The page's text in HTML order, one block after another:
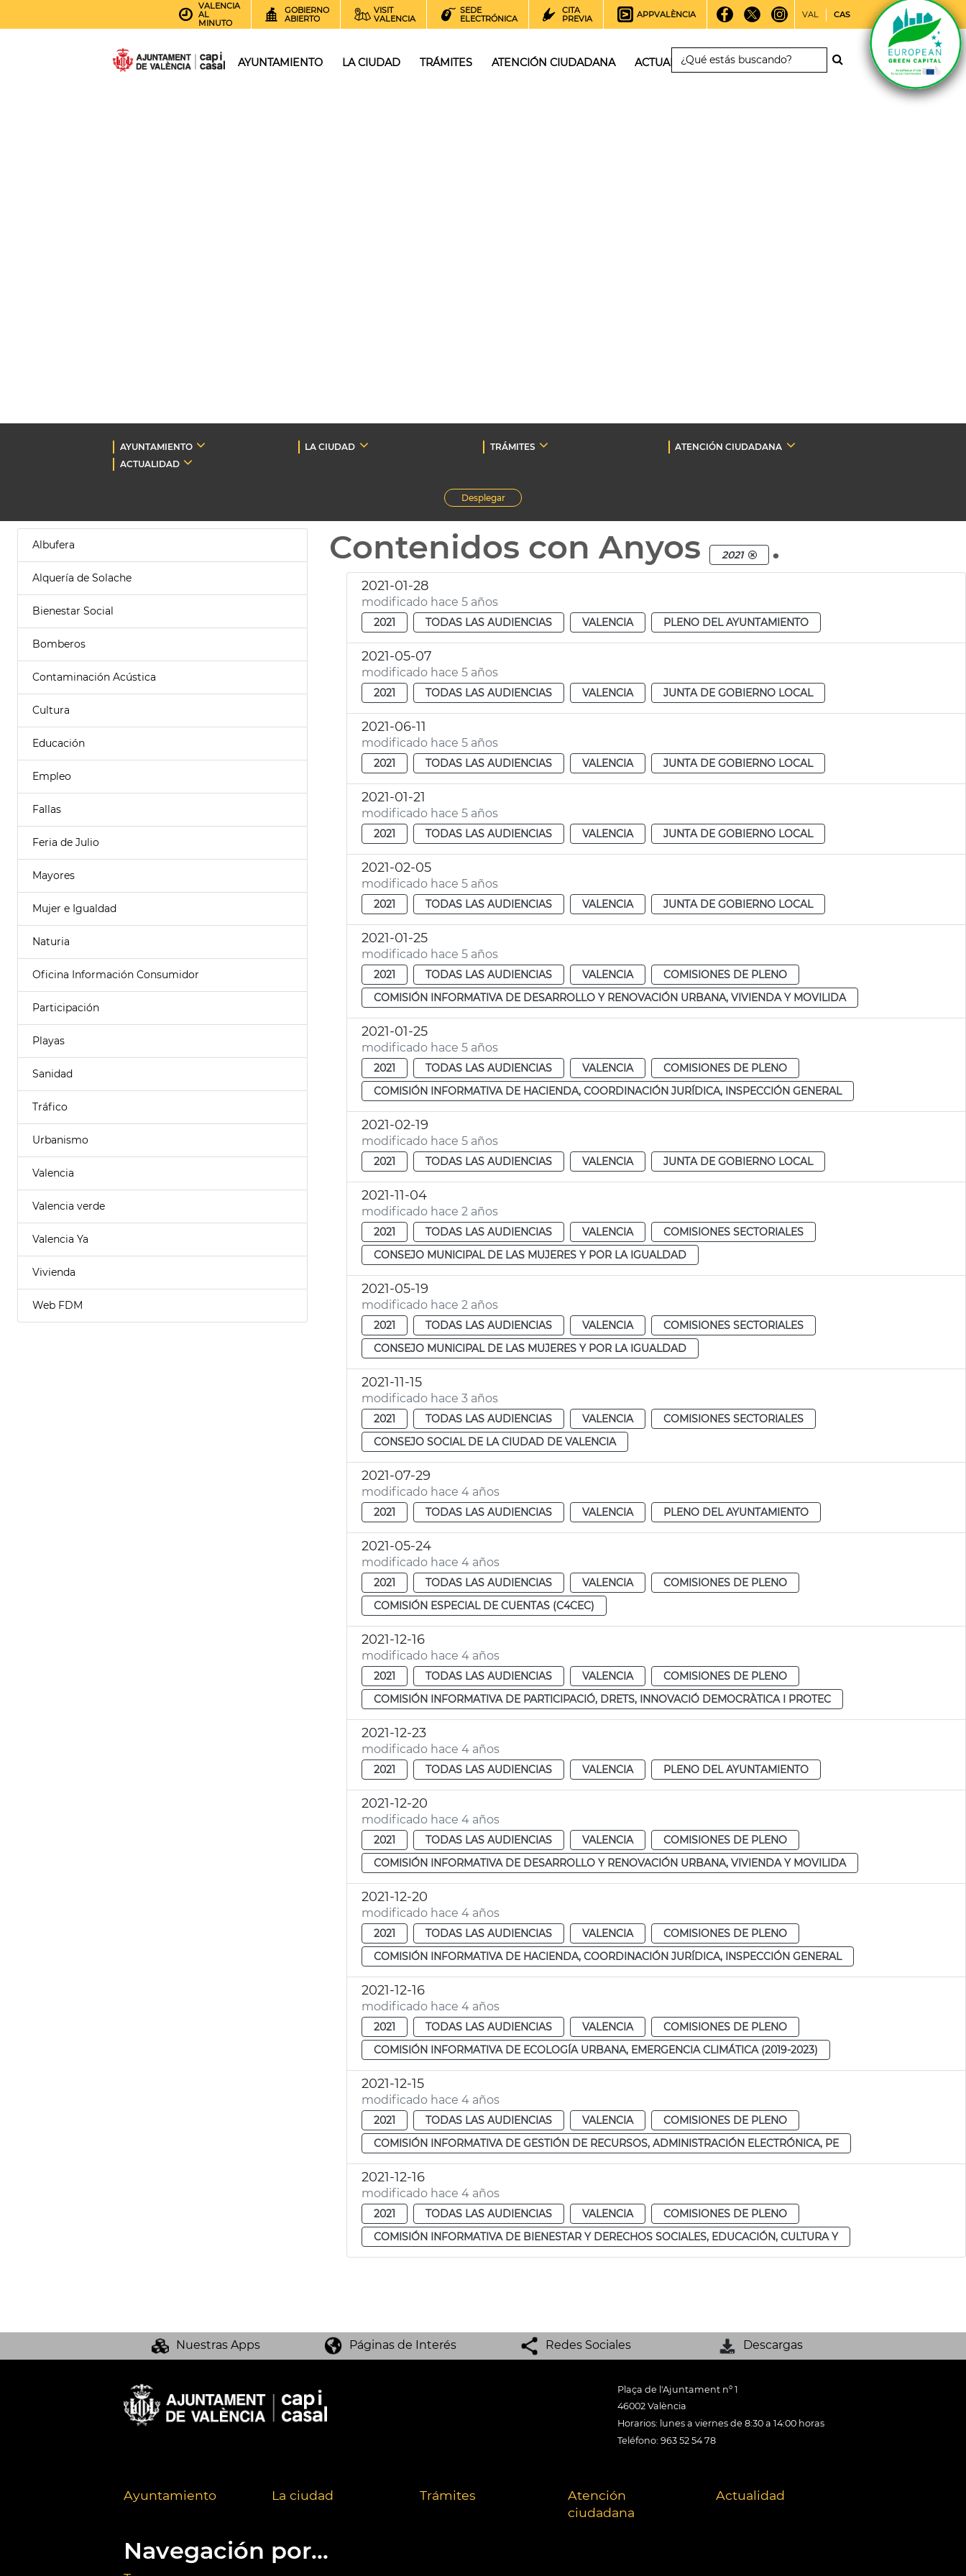
VALENCIA
AL
MINUTO
GOBIERNO
ABIERTO
VISIT
VALENCIA
SEDE
ELECTRÓNICA
CITA
PREVIA
APPVALÈNCIA VAL CAS
AYUNTAMIENTO LA CIUDAD TRÁMITES ATENCIÓN CIUDADANA ACTUALIDAD
AYUNTAMIENTO LA CIUDAD TRÁMITES
ATENCIÓN CIUDADANA
ACTUALIDAD
Desplegar
Albufera
Alquería de Solache
Bienestar Social
Bomberos
Contaminación Acústica
Cultura
Educación
Empleo
Fallas
Feria de Julio
Mayores
Mujer e Igualdad
Naturia
Oficina Información Consumidor
Participación
Playas
Sanidad
Tráfico
Urbanismo
Valencia
Valencia verde
Valencia Ya
Vivienda
Web FDM
Contenidos con Anyos 2021 .
2021-01-28
modificado hace 5 años
2021 TODAS LAS AUDIENCIAS VALENCIA PLENO DEL AYUNTAMIENTO
2021-05-07
modificado hace 5 años
2021 TODAS LAS AUDIENCIAS VALENCIA JUNTA DE GOBIERNO LOCAL
2021-06-11
modificado hace 5 años
2021 TODAS LAS AUDIENCIAS VALENCIA JUNTA DE GOBIERNO LOCAL
2021-01-21
modificado hace 5 años
2021 TODAS LAS AUDIENCIAS VALENCIA JUNTA DE GOBIERNO LOCAL
2021-02-05
modificado hace 5 años
2021 TODAS LAS AUDIENCIAS VALENCIA JUNTA DE GOBIERNO LOCAL
2021-01-25
modificado hace 5 años
2021 TODAS LAS AUDIENCIAS VALENCIA
COMISIONES DE PLENO
COMISIÓN INFORMATIVA DE DESARROLLO Y RENOVACIÓN URBANA, VIVIENDA Y MOVILIDA
2021-01-25
modificado hace 5 años
2021 TODAS LAS AUDIENCIAS VALENCIA
COMISIONES DE PLENO
COMISIÓN INFORMATIVA DE HACIENDA, COORDINACIÓN JURÍDICA, INSPECCIÓN GENERAL
2021-02-19
modificado hace 5 años
2021 TODAS LAS AUDIENCIAS VALENCIA JUNTA DE GOBIERNO LOCAL
2021-11-04
modificado hace 2 años
2021 TODAS LAS AUDIENCIAS VALENCIA
COMISIONES SECTORIALES
CONSEJO MUNICIPAL DE LAS MUJERES Y POR LA IGUALDAD
2021-05-19
modificado hace 2 años
2021 TODAS LAS AUDIENCIAS VALENCIA
COMISIONES SECTORIALES
CONSEJO MUNICIPAL DE LAS MUJERES Y POR LA IGUALDAD
2021-11-15
modificado hace 3 años
2021 TODAS LAS AUDIENCIAS VALENCIA
COMISIONES SECTORIALES
CONSEJO SOCIAL DE LA CIUDAD DE VALENCIA
2021-07-29
modificado hace 4 años
2021 TODAS LAS AUDIENCIAS VALENCIA PLENO DEL AYUNTAMIENTO
2021-05-24
modificado hace 4 años
2021 TODAS LAS AUDIENCIAS VALENCIA
COMISIONES DE PLENO
COMISIÓN ESPECIAL DE CUENTAS (C4CEC)
2021-12-16
modificado hace 4 años
2021 TODAS LAS AUDIENCIAS VALENCIA
COMISIONES DE PLENO
COMISIÓN INFORMATIVA DE PARTICIPACIÓ, DRETS, INNOVACIÓ DEMOCRÀTICA I PROTEC
2021-12-23
modificado hace 4 años
2021 TODAS LAS AUDIENCIAS VALENCIA PLENO DEL AYUNTAMIENTO
2021-12-20
modificado hace 4 años
2021 TODAS LAS AUDIENCIAS VALENCIA
COMISIONES DE PLENO
COMISIÓN INFORMATIVA DE DESARROLLO Y RENOVACIÓN URBANA, VIVIENDA Y MOVILIDA
2021-12-20
modificado hace 4 años
2021 TODAS LAS AUDIENCIAS VALENCIA
COMISIONES DE PLENO
COMISIÓN INFORMATIVA DE HACIENDA, COORDINACIÓN JURÍDICA, INSPECCIÓN GENERAL
2021-12-16
modificado hace 4 años
2021 TODAS LAS AUDIENCIAS VALENCIA
COMISIONES DE PLENO
COMISIÓN INFORMATIVA DE ECOLOGÍA URBANA, EMERGENCIA CLIMÁTICA (2019-2023)
2021-12-15
modificado hace 4 años
2021 TODAS LAS AUDIENCIAS VALENCIA
COMISIONES DE PLENO
COMISIÓN INFORMATIVA DE GESTIÓN DE RECURSOS, ADMINISTRACIÓN ELECTRÓNICA, PE
2021-12-16
modificado hace 4 años
2021 TODAS LAS AUDIENCIAS VALENCIA
COMISIONES DE PLENO
COMISIÓN INFORMATIVA DE BIENESTAR Y DERECHOS SOCIALES, EDUCACIÓN, CULTURA Y
Nuestras Apps Páginas de Interés Redes Sociales Descargas
Plaça de l'Ajuntament nº 1
46002 València
Horarios: lunes a viernes de 8:30 a 14:00 horas
Teléfono: 963 52 54 78
Ayuntamiento La ciudad Trámites
Atención
ciudadana
Actualidad
Navegación por...